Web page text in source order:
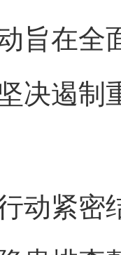
旨在全
决遏制
动紧密